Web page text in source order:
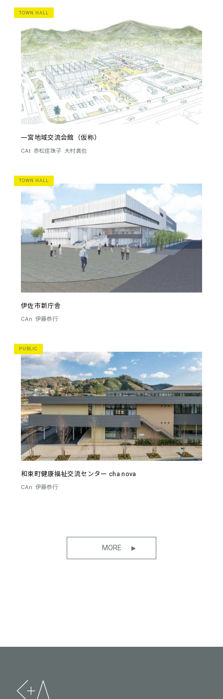
TOWN HALL
一宮地域交流会館（仮称）
CAt 赤松佳珠子 大村真也
TOWN HALL
伊佐市新庁舎
CAn 伊藤恭行
PUBLIC
和束町健康福祉交流センター cha nova
CAn 伊藤恭行
MORE